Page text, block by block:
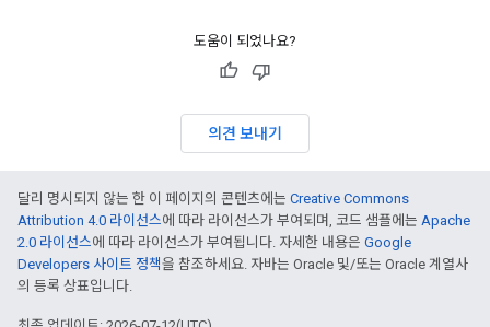
도움이 되었나요?
의견 보내기
달리 명시되지 않는 한 이 페이지의 콘텐츠에는 Creative Commons
Attribution 4.0 라이선스에 따라 라이선스가 부여되며, 코드 샘플에는 Apache
2.0 라이선스에 따라 라이선스가 부여됩니다. 자세한 내용은 Google
Developers 사이트 정책을 참조하세요. 자바는 Oracle 및/또는 Oracle 계열사
의 등록 상표입니다.